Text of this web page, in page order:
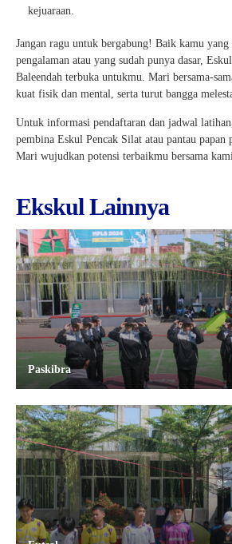
kejuaraan.
Jangan ragu untuk bergabung! Baik kamu
pengalaman atau yang sudah punya dasar,
Baleendah terbuka untukmu. Mari bersama-
kuat fisik dan mental, serta turut bangga
Untuk informasi pendaftaran dan jadwal
pembina Eskul Pencak Silat atau pantau papan
Mari wujudkan potensi terbaikmu bersama
Ekskul Lainnya
Paskibra